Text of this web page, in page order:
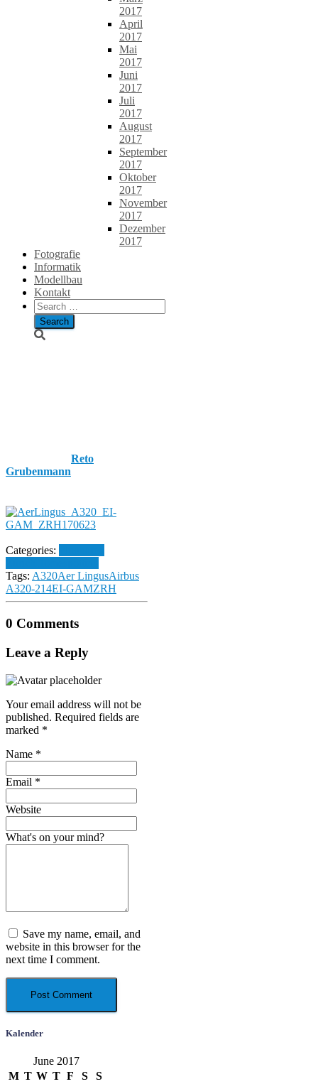
2017
April
2017
Mai
2017
Juni
2017
Juli
2017
August
2017
September
2017
Oktober
2017
November
2017
Dezember
2017
Fotografie
Informatik
Modellbau
Kontakt
Search
for:
Reto
Grubenmann
Categories:
Tags: A320Aer LingusAirbus
A320-214EI-GAMZRH
0 Comments
Leave a Reply
Your email address will not be
published. Required fields are
marked *
Name *
Email *
Website
What's on your mind?
Save my name, email, and
website in this browser for the
next time I comment.
Kalender
June 2017
M T W T F S
S